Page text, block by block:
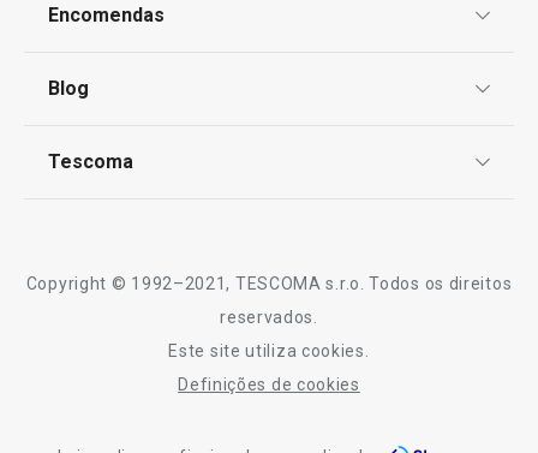
Livro de Reclamações
Encomendas
Perguntas Frequentes
Blog
Tescoma
Copyright © 1992–2021, TESCOMA s.r.o. Todos os direitos
reservados.
Este site utiliza cookies.
Definições de cookies